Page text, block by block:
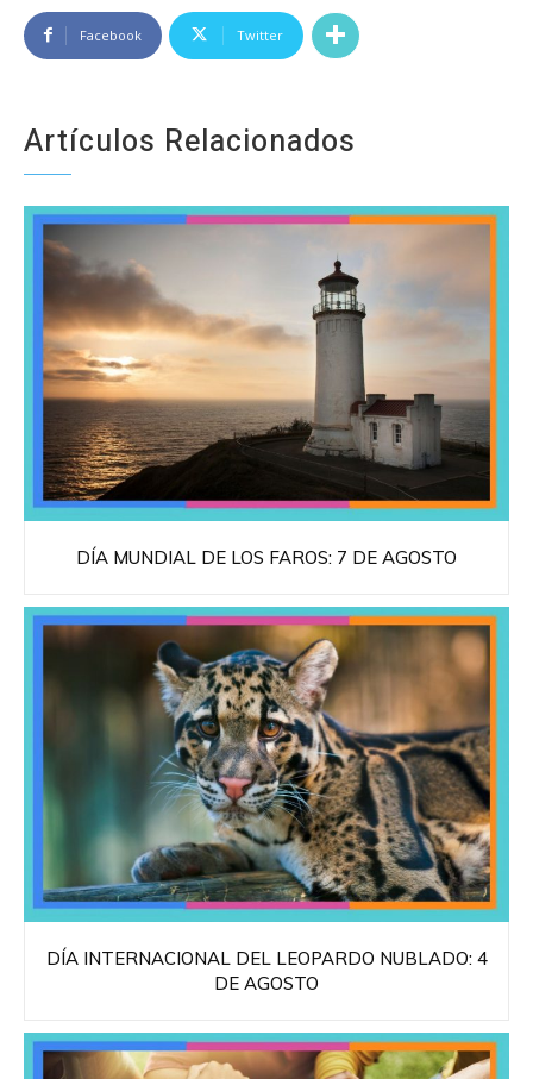
Facebook Twitter
Artículos Relacionados
DÍA MUNDIAL DE LOS FAROS: 7 DE AGOSTO
DÍA INTERNACIONAL DEL LEOPARDO NUBLADO: 4
DE AGOSTO